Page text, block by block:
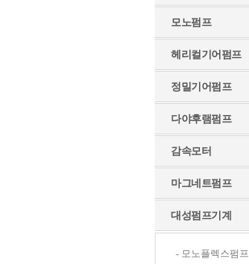
모노펌프
헤리컬기어펌프
정밀기어펌프
다야후램펌프
감속모터
마그네트펌프
대성펌프기계
- 모노플렉스펌프